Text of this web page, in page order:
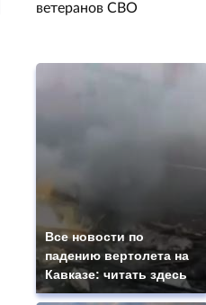
ветеранов СВО
Все новости по
падению вертолета на
Кавказе: читать здесь